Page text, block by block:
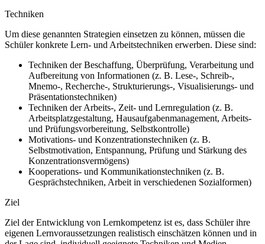
Techniken
Um diese genannten Strategien einsetzen zu können, müssen die
Schüler konkrete Lern- und Arbeitstechniken erwerben. Diese sind:
Techniken der Beschaffung, Überprüfung, Verarbeitung und
Aufbereitung von Informationen (z. B. Lese-, Schreib-,
Mnemo-, Recherche-, Strukturierungs-, Visualisierungs- und
Präsentationstechniken)
Techniken der Arbeits-, Zeit- und Lernregulation (z. B.
Arbeitsplatzgestaltung, Hausaufgabenmanagement, Arbeits-
und Prüfungsvorbereitung, Selbstkontrolle)
Motivations- und Konzentrationstechniken (z. B.
Selbstmotivation, Entspannung, Prüfung und Stärkung des
Konzentrationsvermögens)
Kooperations- und Kommunikationstechniken (z. B.
Gesprächstechniken, Arbeit in verschiedenen Sozialformen)
Ziel
Ziel der Entwicklung von Lernkompetenz ist es, dass Schüler ihre
eigenen Lernvoraussetzungen realistisch einschätzen können und in